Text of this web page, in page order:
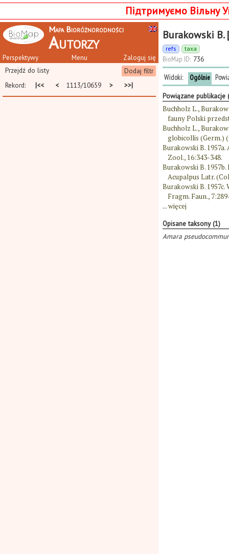
Підтримуємо Вільну
Mapa Bioróżnorodności
Autorzy
Perspektywy Zaloguj się
Menu
Dodaj filtr
Przejdź do listy
Rekord:
|<< < 1113/10659 > >>|
Burakowski B.
refs taxa
BioMap ID: 736
Widoki: Ogólnie
Powiązane publikacje
Buchholz L.,
fauny Polski
Buchholz L.,
globicollis (Germ.)
Burakowski B.
Zool., 16:343-348.
Burakowski B.
Acupalpus Latr.
Burakowski B.
Fragm. Faun.,
...więcej
Opisane taksony (1)
Amara